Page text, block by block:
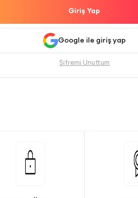
Giriş Yap
Google ile giriş yap
Şifremi Unuttum